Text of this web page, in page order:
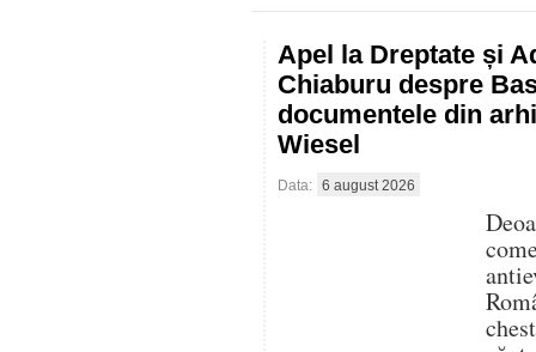
Apel la Dreptate și
Chiaburu despre
documentele din
Wiesel
Data: 6 august 2026